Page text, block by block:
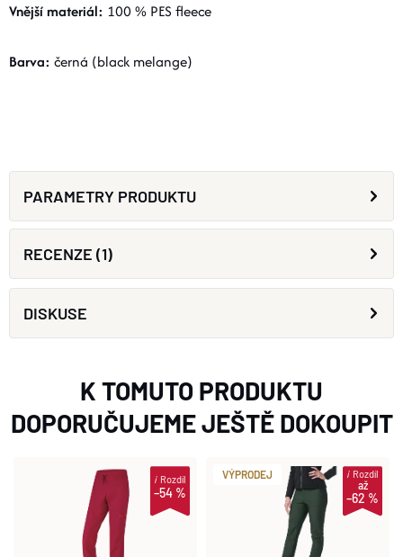
Vnější materiál: 100 % PES fleece
Barva: černá (black melange)
PARAMETRY PRODUKTU
RECENZE (1)
DISKUSE
K TOMUTO PRODUKTU
DOPORUČUJEME JEŠTĚ DOKOUPIT
–54 %
iRozdíl
VÝPRODEJ
až
–62 %
iRozdíl